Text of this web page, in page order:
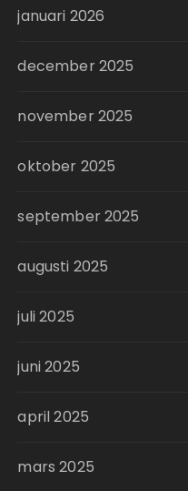
januari 2026
december 2025
november 2025
oktober 2025
september 2025
augusti 2025
juli 2025
juni 2025
april 2025
mars 2025